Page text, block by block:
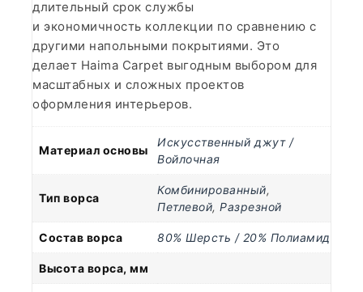
длительный срок службы
и экономичность коллекции по сравнению с
другими напольными покрытиями. Это
делает Haima Carpet выгодным выбором для
масштабных и сложных проектов
оформления интерьеров.
Материал основы
Искусственный джут /
Войлочная
Тип ворса
Комбинированный,
Петлевой, Разрезной
Состав ворса 80% Шерсть / 20% Полиамид
Высота ворса, мм